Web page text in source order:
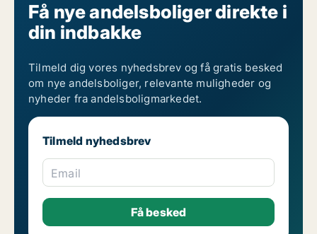
Få nye andelsboliger direkte i
din indbakke
Tilmeld dig vores nyhedsbrev og få gratis besked
om nye andelsboliger, relevante muligheder og
nyheder fra andelsboligmarkedet.
Tilmeld nyhedsbrev
Email